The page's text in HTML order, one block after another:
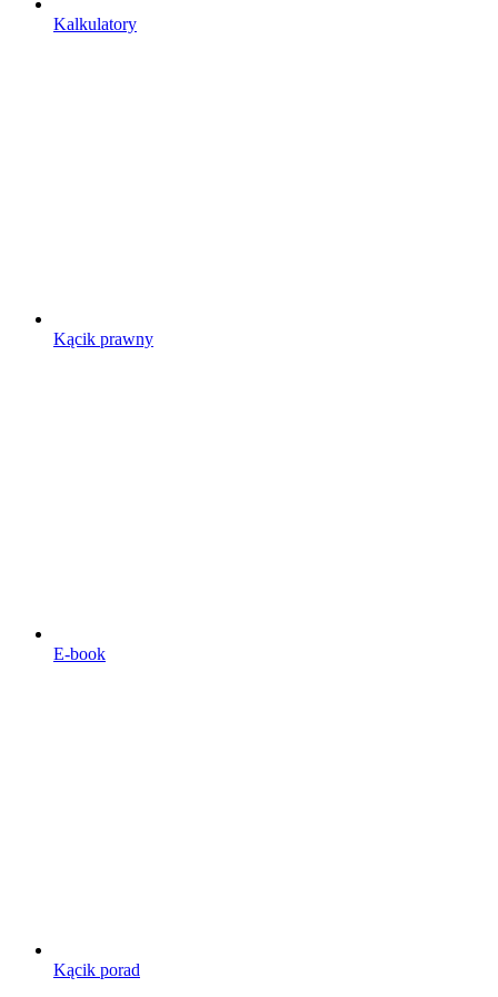
Kalkulatory
Kącik prawny
E-book
Kącik porad